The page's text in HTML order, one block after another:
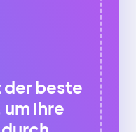
beste
Ihre